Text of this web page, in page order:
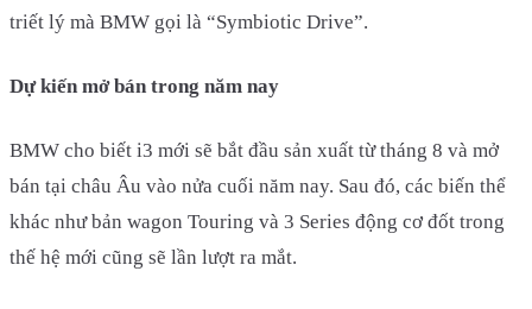
triết lý mà BMW gọi là “Symbiotic Drive”.
Dự kiến mở bán trong năm nay
BMW cho biết i3 mới sẽ bắt đầu sản xuất từ tháng 8 và mở
bán tại châu Âu vào nửa cuối năm nay. Sau đó, các biến thể
khác như bản wagon Touring và 3 Series động cơ đốt trong
thế hệ mới cũng sẽ lần lượt ra mắt.